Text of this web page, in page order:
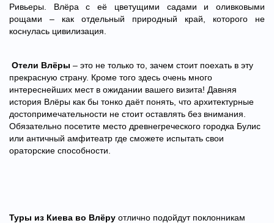
Ривьеры. Влёра с её цветущими садами и оливковыми
рощами – как отдельный природный край, которого не
коснулась цивилизация.
Отели Влёры – это не только то, зачем стоит поехать в эту
прекрасную страну. Кроме того здесь очень много
интереснейших мест в ожидании вашего визита! Давняя
история Влёры как бы тонко даёт понять, что архитектурные
достопримечательности не стоит оставлять без внимания.
Обязательно посетите место древнегреческого городка Булис
или античный амфитеатр где сможете испытать свои
ораторские способности.
Туры из Киева во Влёру отлично подойдут поклонникам